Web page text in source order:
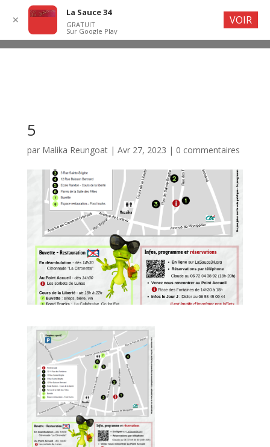
5
par Malika Reungoat| Avr 27, 2023 | 0 commentaires
✕
La Sauce 34
GRATUIT
Sur Google Play
VOIR